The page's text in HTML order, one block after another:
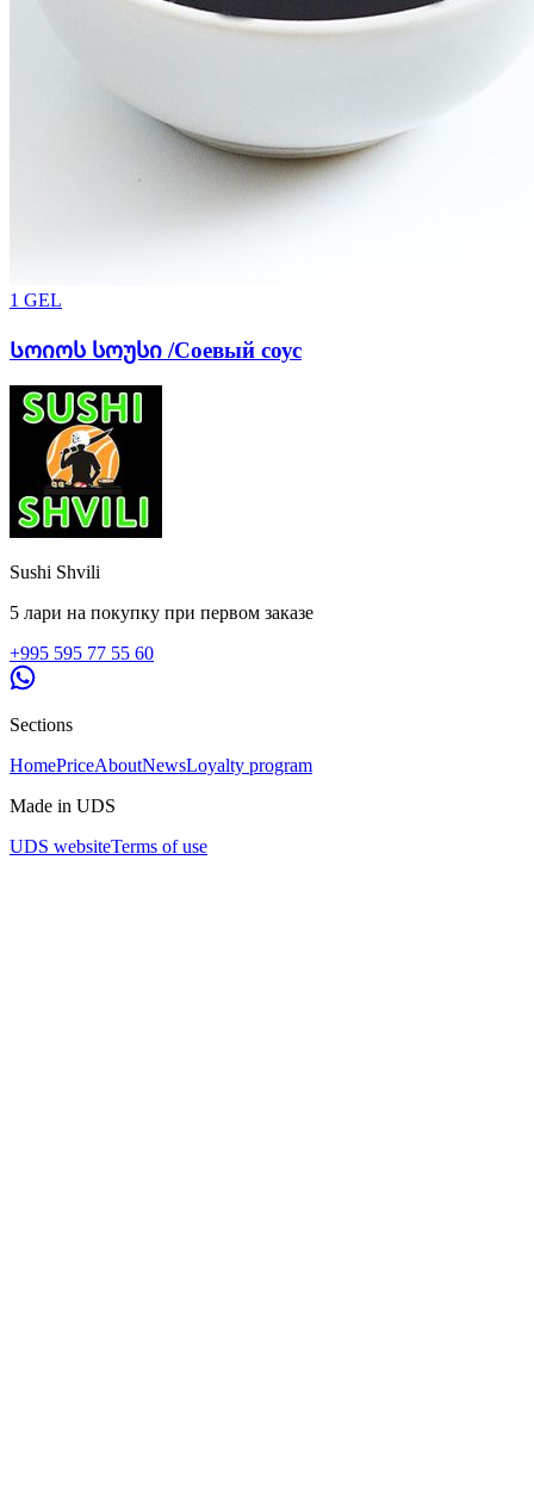
1 GEL
Სოიოს სოუსი /Соевый соус
Sushi Shvili
5 лари на покупку при первом заказе
+995 595 77 55 60
Sections
HomePriceAboutNewsLoyalty program
Made in UDS
UDS websiteTerms of use